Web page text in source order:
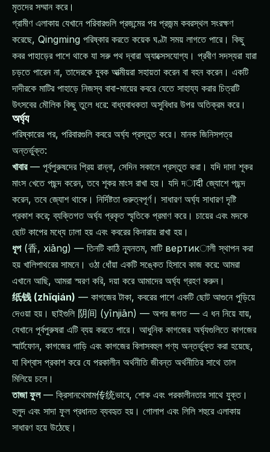
মৃতদের সম্মান করে।
গ্রামীণ এলাকায় যেখানে পরিবারগুলি প্রজন্মের পর প্রজন্ম কবরস্থল সংরক্ষণ
করেছে, Qingming পরিষ্কার করতে কয়েক ঘণ্টা সময় লাগতে পারে। কিছু
কবর পাহাড়ের পাশে থাকে যা সরু পথ দ্বারা অ্যাক্সেসযোগ্য। প্রবীণ সদস্যরা যারা
চড়তে পারেন না, তাদেরকে যুবক আত্মীয়রা সহায়তা করেন বা বহন করেন। একটি
দাদীরকে মাটির পাহাড়ে নিজস্ব বাবা-মায়ের কবরে যেতে সাহায্য করার চিত্রটি
উৎসবের মৌলিক কিছু তুলে ধরে: বাধ্যবাধকতা অসুবিধার উপর অতিক্রম করে।
অর্ঘ্য
পরিষ্কারের পর, পরিবারগুলি কবরে অর্ঘ্য প্রস্তুত করে। মানক জিনিসপত্র
অন্তর্ভুক্ত:
খাবার— পূর্বপুরুষদের প্রিয় রান্না, সেদিন সকালে প্রস্তুত করা। যদি দাদা শূকর
মাংস খেতে পছন্দ করেন, তবে শূকর মাংস রাখা হয়। যদি দादी জ্যোশে পছন্দ
করেন, তবে জ্যোশ থাকে। নির্দিষ্টতা গুরুত্বপূর্ণ। সাধারণ অর্ঘ্য সাধারণ দৃষ্টি
প্রকাশ করে; ব্যক্তিগত অর্ঘ্য প্রকৃত স্মৃতিকে প্রমাণ করে। চায়ের এবং মদকে
ছোট কাপের মধ্যে ঢালা হয় এবং কবরের কিনারায় রাখা হয়।
ধূপ(香, xiāng) — তিনটি কাঠি ন্যূনতম, মাটি вертикালী স্থাপন করা
হয় খালিপাথরের সামনে। ওঠা ধোঁয়া একটি সঙ্কেত হিসাবে কাজ করে: আমরা
এখানে আছি, আমরা স্মরণ করি, দয়া করে আমাদের অর্ঘ্য গ্রহণ করুন।
纸钱 (zhǐqián) — কাগজের টাকা, কবরের পাশে একটি ছোট আগুনে পুড়িয়ে
দেওয়া হয়। ছাইগুলি 阴间 (yīnjiān) — অপর জগত — এ ধন নিয়ে যায়,
যেখানে পূর্বপুরুষরা এটি ব্যয় করতে পারে। আধুনিক কাগজের অর্ঘ্যগুলিতে কাগজের
স্মার্টফোন, কাগজের গাড়ি এবং কাগজের বিলাসবহুল পণ্য অন্তর্ভুক্ত করা হয়েছে,
যা বিশ্বাস প্রকাশ করে যে পরকালীন অর্থনীতি জীবন্ত অর্থনীতির সাথে তাল
মিলিয়ে চলে।
তাজা ফুল— ক্রিসানথেমাম传统ভাবে, শোক এবং পরকালীনতার সাথে যুক্ত।
হলুদ এবং সাদা ফুল প্রধানত ব্যবহৃত হয়। গোলাপ এবং লিলি শহুরে এলাকায়
সাধারণ হয়ে উঠেছে।